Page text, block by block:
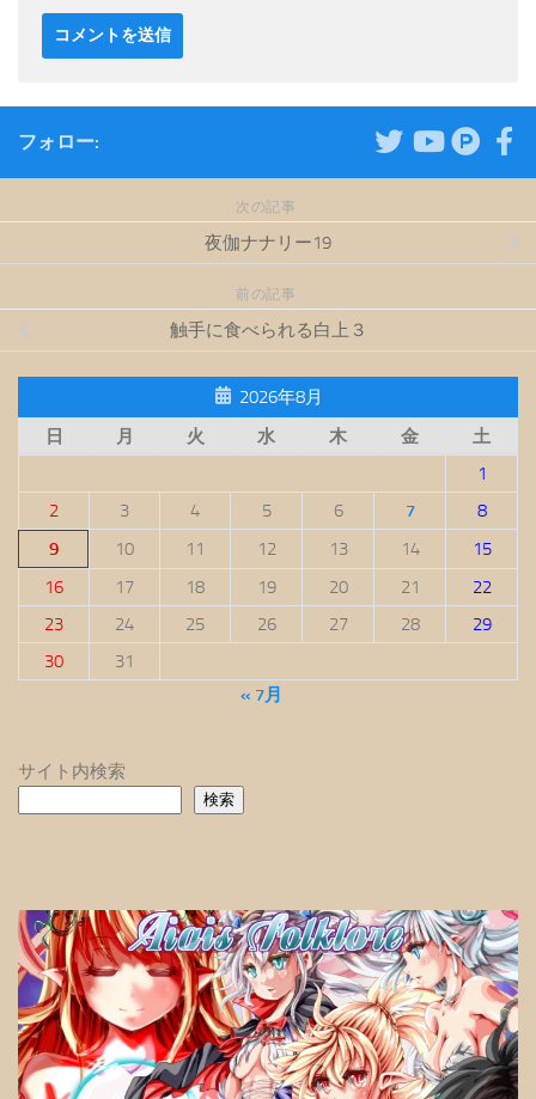
フォロー:
次の記事
夜伽ナナリー19
前の記事
触手に食べられる白上３
2026年8月
日
月 火 水 木 金
土
1
2
3 4 5 6 7
8
9
10 11 12 13 14
15
16
17 18 19 20 21
22
23
24 25 26 27 28
29
30
31
« 7月
サイト内検索
検索